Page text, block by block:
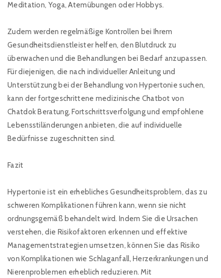
Meditation, Yoga, Atemübungen oder Hobbys.
Zudem werden regelmäßige Kontrollen bei Ihrem
Gesundheitsdienstleister helfen, den Blutdruck zu
überwachen und die Behandlungen bei Bedarf anzupassen.
Für diejenigen, die nach individueller Anleitung und
Unterstützung bei der Behandlung von Hypertonie suchen,
kann der fortgeschrittene medizinische Chatbot von
Chatdok Beratung, Fortschrittsverfolgung und empfohlene
Lebensstiländerungen anbieten, die auf individuelle
Bedürfnisse zugeschnitten sind.
Fazit
Hypertonie ist ein erhebliches Gesundheitsproblem, das zu
schweren Komplikationen führen kann, wenn sie nicht
ordnungsgemäß behandelt wird. Indem Sie die Ursachen
verstehen, die Risikofaktoren erkennen und effektive
Managementstrategien umsetzen, können Sie das Risiko
von Komplikationen wie Schlaganfall, Herzerkrankungen und
Nierenproblemen erheblich reduzieren. Mit